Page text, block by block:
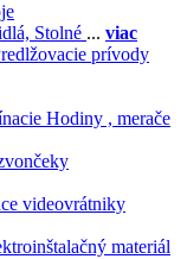
Stolné ... viac
prívody
Hodiny , merače
videovrátniky
materiál